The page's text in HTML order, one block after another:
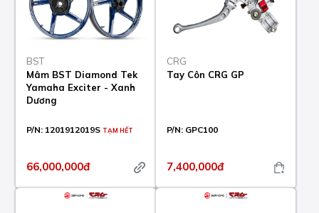
BST
Mâm BST Diamond Tek
Yamaha Exciter - Xanh
Dương
P/N: 1201912019S TẠM HẾT
66,000,000đ
CRG
Tay Côn CRG GP
P/N: GPC100
7,400,000đ